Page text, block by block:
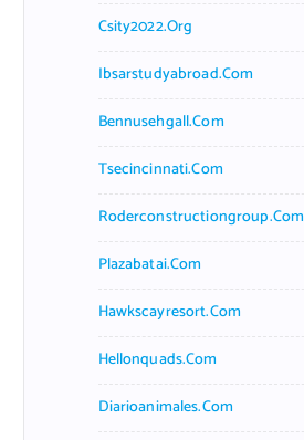
Csity2022.org
Ibsarstudyabroad.com
Bennusehgall.com
Tsecincinnati.com
Roderconstructiongroup.com
Plazabatai.com
Hawkscayresort.com
Hellonquads.com
Diarioanimales.com